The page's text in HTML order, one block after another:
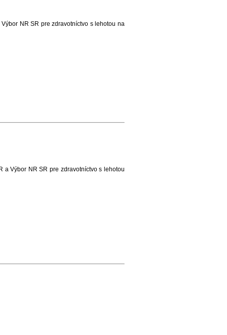
NR SR pre zdravotníctvo s lehotou na
a Výbor NR SR pre zdravotníctvo s lehotou